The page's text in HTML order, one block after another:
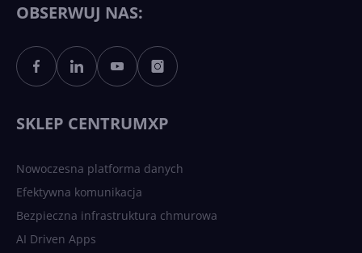
Sztuczna inteligencja po
polsku. Dość barier
OBSERWUJ NAS:
SKLEP CENTRUMXP
Nowoczesna platforma danych
Efektywna komunikacja
Bezpieczna infrastruktura chmurowa
AI Driven Apps